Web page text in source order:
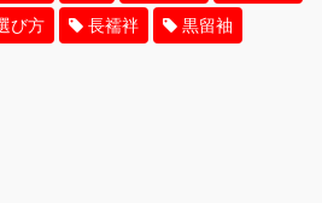
び方 長襦袢 黒留袖